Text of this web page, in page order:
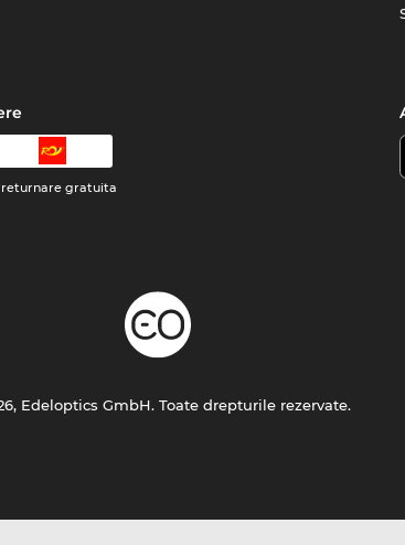
returnare gratuita
Edeloptics GmbH. Toate drepturile rezervate.